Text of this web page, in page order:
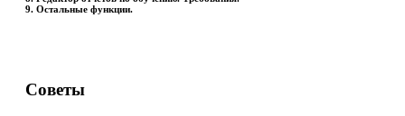
9. Остальные функции.
Советы